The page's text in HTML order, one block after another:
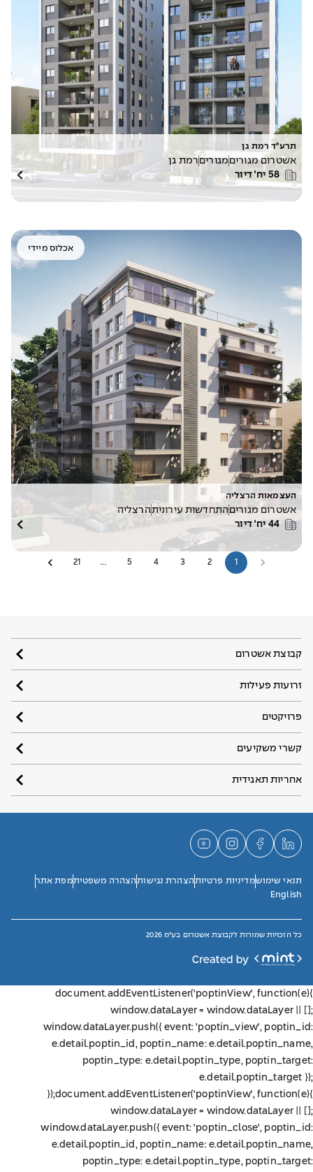
תרע"ד רמת גן
אשטרום מגוריםמגורים רמת גן
58 יח׳ דיור
אכלוס מיידי
העצמאות הרצליה
אשטרום מגוריםהתחדשות עירוניתהרצליה
44 יח׳ דיור
1
2
3
4
5
…
21
קבוצת אשטרום
זרועות פעילות
פרויקטים
קשרי משקיעים
אחריות תאגידית
תנאי שימושמדיניות פרטיותהצהרת נגישותהצהרה משפטיתמפת אתר
English
כל הזכויות שמורות לקבוצת אשטרום בע"מ 2026
document.addEventListener('poptinView', function(e){
window.dataLayer = window.dataLayer || [];
window.dataLayer.push({ event: 'poptin_view', poptin_id:
e.detail.poptin_id, poptin_name: e.detail.poptin_name,
poptin_type: e.detail.poptin_type, poptin_target:
e.detail.poptin_target });
});document.addEventListener('poptinView', function(e){
window.dataLayer = window.dataLayer || [];
window.dataLayer.push({ event: 'poptin_close', poptin_id:
e.detail.poptin_id, poptin_name: e.detail.poptin_name,
poptin_type: e.detail.poptin_type, poptin_target: